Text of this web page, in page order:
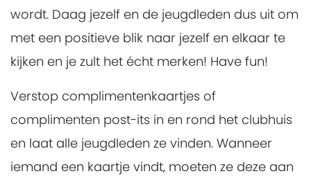
wordt. Daag jezelf en de jeugdleden dus uit om
met een positieve blik naar jezelf en elkaar te
kijken en je zult het écht merken! Have fun!
Verstop complimentenkaartjes of
complimenten post-its in en rond het clubhuis
en laat alle jeugdleden ze vinden. Wanneer
iemand een kaartje vindt, moeten ze deze aan